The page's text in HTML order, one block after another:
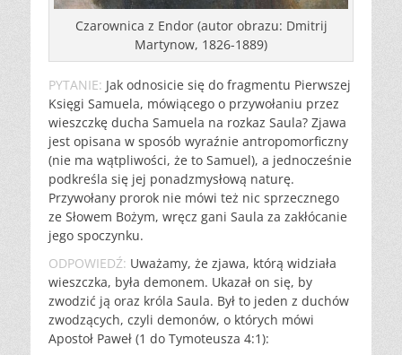
Czarownica z Endor (autor obrazu: Dmitrij
Martynow, 1826-1889)
PYTANIE: Jak odnosicie się do fragmentu Pierwszej
Księgi Samuela, mówiącego o przywołaniu przez
wieszczkę ducha Samuela na rozkaz Saula? Zjawa
jest opisana w sposób wyraźnie antropomorficzny
(nie ma wątpliwości, że to Samuel), a jednocześnie
podkreśla się jej ponadzmysłową naturę.
Przywołany prorok nie mówi też nic sprzecznego
ze Słowem Bożym, wręcz gani Saula za zakłócanie
jego spoczynku.
ODPOWIEDŹ: Uważamy, że zjawa, którą widziała
wieszczka, była demonem. Ukazał on się, by
zwodzić ją oraz króla Saula. Był to jeden z duchów
zwodzących, czyli demonów, o których mówi
Apostoł Paweł (1 do Tymoteusza 4:1):